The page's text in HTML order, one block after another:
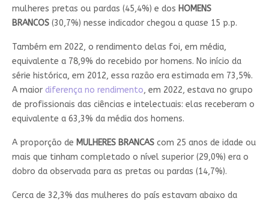
mulheres pretas ou pardas (45,4%) e dos HOMENS
BRANCOS(30,7%) nesse indicador chegou a quase 15 p.p.
Também em 2022, o rendimento delas foi, em média,
equivalente a 78,9% do recebido por homens. No início da
série histórica, em 2012, essa razão era estimada em 73,5%.
A maior diferença no rendimento, em 2022, estava no grupo
de profissionais das ciências e intelectuais: elas receberam o
equivalente a 63,3% da média dos homens.
A proporção de MULHERES BRANCAScom 25 anos de idade ou
mais que tinham completado o nível superior (29,0%) era o
dobro da observada para as pretas ou pardas (14,7%).
Cerca de 32,3% das mulheres do país estavam abaixo da